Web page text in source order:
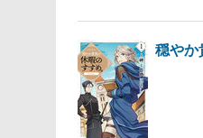
穏やか